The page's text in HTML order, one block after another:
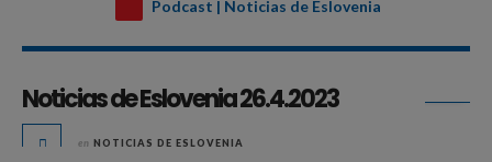
Podcast | Noticias de Eslovenia
Noticias de Eslovenia 26.4.2023
en NOTICIAS DE ESLOVENIA